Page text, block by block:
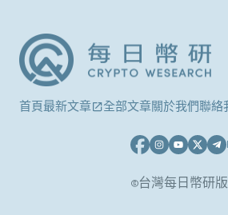
首頁最新文章 全部文章關於我們聯絡
©台灣每日幣研